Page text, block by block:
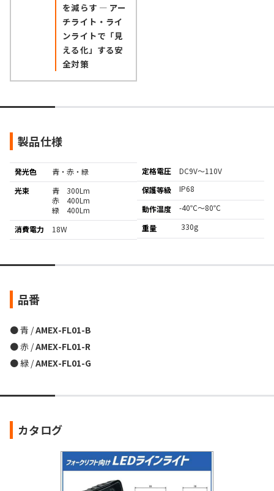
を減らす ― アー
チライト・ライ
ンライトで「見
える化」する安
全対策
製品仕様
発光色
青・赤・緑
光束
青 300Lm
赤 400Lm
緑 400Lm
消費電力
18W
定格電圧
DC9V～110V
保護等級
IP68
動作温度
-40℃～80℃
重量
330g
品番
● 青 /AMEX-FL01-B
● 赤 /AMEX-FL01-R
● 緑 /AMEX-FL01-G
カタログ